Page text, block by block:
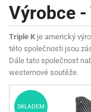
OPTIKA
STŘELIVO
PŘÍSLUŠENSTVÍ
DETEKTORY KOVŮ
Výrobce -
Triple K je americký
této společnosti jsou
Dále tato společnost
westernové soutěže.
SKLADEM